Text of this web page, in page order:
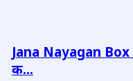
Jana Nayagan
क...